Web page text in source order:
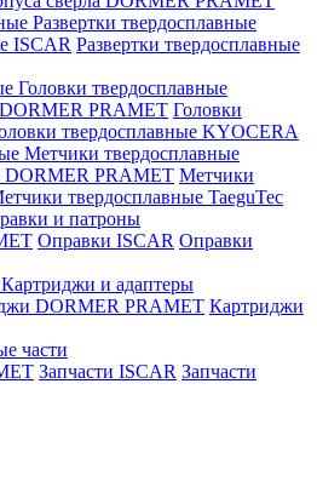
Развертки твердосплавные
ISCAR Развертки твердосплавные
Головки твердосплавные
PRAMET Головки
твердосплавные KYOCERA
Метчики твердосплавные
DORMER PRAMET Метчики
твердосплавные TaeguTec
и патроны
Оправки ISCAR Оправки
Картриджи и адаптеры
DORMER PRAMET Картриджи
части
Запчасти ISCAR Запчасти